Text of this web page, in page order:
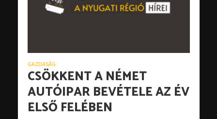
GAZDASÁG
CSÖKKENT A NÉMET
AUTÓIPAR BEVÉTELE AZ ÉV
ELSŐ FELÉBEN